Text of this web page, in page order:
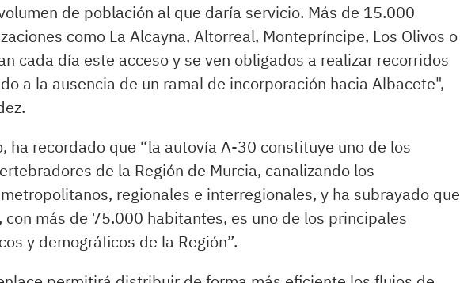
de población al que daría servicio. Más de 15.000
como La Alcayna, Altorreal, Montepríncipe, Los Olivos o
cada día este acceso y se ven obligados a realizar recorridos
a la ausencia de un ramal de incorporación hacia Albacete",
ha recordado que “la autovía A-30 constituye uno de los
de la Región de Murcia, canalizando los
regionales e interregionales, y ha subrayado que
con más de 75.000 habitantes, es uno de los principales
y demográficos de la Región”.